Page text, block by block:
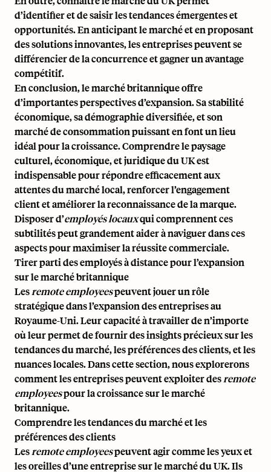
d’identifier et de saisir les tendances émergentes et
opportunités. En anticipant le marché et en proposant
des solutions innovantes, les entreprises peuvent se
différencier de la concurrence et gagner un avantage
compétitif.
En conclusion, le marché britannique offre
d’importantes perspectives d’expansion. Sa stabilité
économique, sa démographie diversifiée, et son
marché de consommation puissant en font un lieu
idéal pour la croissance. Comprendre le paysage
culturel, économique, et juridique du UK est
indispensable pour répondre efficacement aux
attentes du marché local, renforcer l’engagement
client et améliorer la reconnaissance de la marque.
Disposer d’employés locauxqui comprennent ces
subtilités peut grandement aider à naviguer dans ces
aspects pour maximiser la réussite commerciale.
Tirer parti des employés à distance pour l’expansion
sur le marché britannique
Lesremote employeespeuvent jouer un rôle
stratégique dans l’expansion des entreprises au
Royaume-Uni. Leur capacité à travailler de n’importe
où leur permet de fournir des insights précieux sur les
tendances du marché, les préférences des clients, et les
nuances locales. Dans cette section, nous explorerons
comment les entreprises peuvent exploiter desremote
employeespour la croissance sur le marché
britannique.
Comprendre les tendances du marché et les
préférences des clients
Lesremote employeespeuvent agir comme les yeux et
les oreilles d’une entreprise sur le marché du UK. Ils